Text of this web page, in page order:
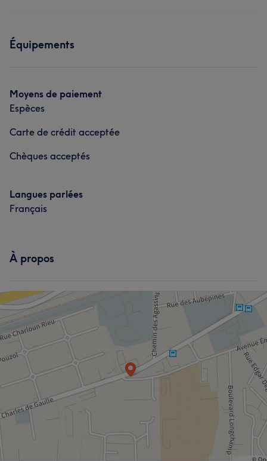
Équipements
Moyens de paiement
Espèces
Carte de crédit acceptée
Chèques acceptés
Langues parlées
Français
À propos